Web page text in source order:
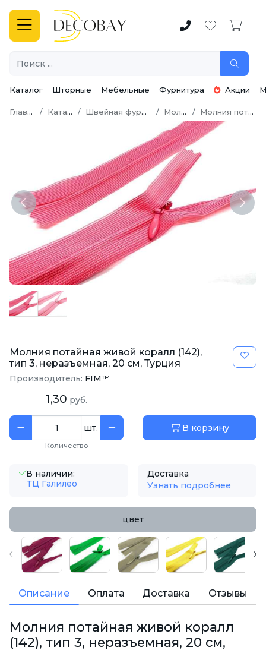
Каталог Шторные Мебельные Фурнитура Акции
Главная Каталог Швейная фурнитура Молнии Молния потайная
Previous Next
Молния потайная живой коралл (142),
тип 3, неразъемная, 20 см, Турция
Производитель: FIM™
1,30 руб.
шт.
Количество
В корзину
В наличии:
ТЦ Галилео
Доставка
Узнать подробнее
цвет
Описание Оплата Доставка Отзывы
Молния потайная живой коралл
(142), тип 3, неразъемная, 20 см,